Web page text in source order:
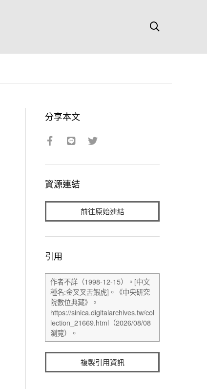
分享本文
資源連結
前往原始連結
引用
複製引用資訊